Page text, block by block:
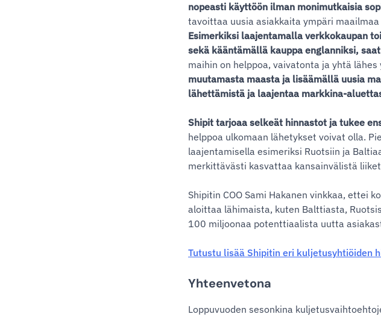
nopeasti käyttöön ilman monimutkaisia
tavoittaa uusia asiakkaita ympäri
Esimerkiksi laajentamalla verkkokaupan
sekä kääntämällä kauppa englanniksi,
maihin on helppoa, vaivatonta ja yhtä
muutamasta maasta ja lisäämällä uusia
lähettämistä ja laajentaa markkina-
Shipit tarjoaa selkeät hinnastot ja tukee
helppoa ulkomaan lähetykset voivat olla.
laajentamisella esimeriksi Ruotsiin ja
merkittävästi kasvattaa kansainvälistä
Shipitin COO Sami Hakanen vinkkaa, ettei
aloittaa lähimaista, kuten Balttiasta,
100 miljoonaa potenttiaalista uutta
Tutustu lisää Shipitin eri kuljetusyhtiöiden
Yhteenvetona
Loppuvuoden sesonkina